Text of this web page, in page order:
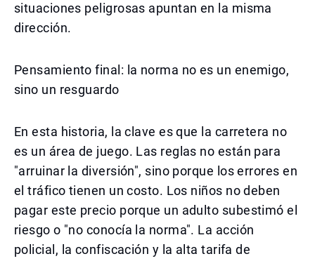
situaciones peligrosas apuntan en la misma
dirección.
Pensamiento final: la norma no es un enemigo,
sino un resguardo
En esta historia, la clave es que la carretera no
es un área de juego. Las reglas no están para
"arruinar la diversión", sino porque los errores en
el tráfico tienen un costo. Los niños no deben
pagar este precio porque un adulto subestimó el
riesgo o "no conocía la norma". La acción
policial, la confiscación y la alta tarifa de